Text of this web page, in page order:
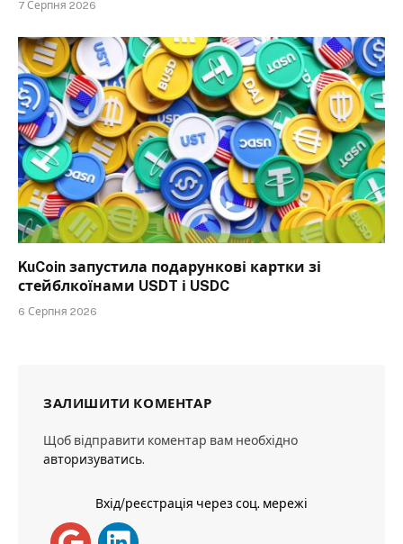
7 Серпня 2026
KuCoin запустила подарункові картки зі
стейблкоїнами USDT і USDC
6 Серпня 2026
ЗАЛИШИТИ КОМЕНТАР
Щоб відправити коментар вам необхідно
авторизуватись.
Вхід/реєстрація через соц. мережі